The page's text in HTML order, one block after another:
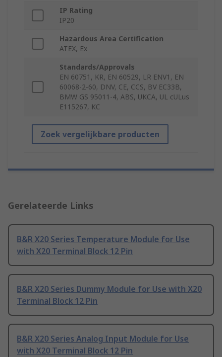
IP Rating
IP20
Hazardous Area Certification
ATEX, Ex
Standards/Approvals
EN 60751, KR, EN 60529, LR ENV1, EN
60068-2-60, DNV, CE, CCS, BV EC33B,
BMW GS 95011-4, ABS, UKCA, UL cULus
E115267, KC
Zoek vergelijkbare producten
Gerelateerde Links
B&R X20 Series Temperature Module for Use
with X20 Terminal Block 12 Pin
B&R X20 Series Dummy Module for Use with X20
Terminal Block 12 Pin
B&R X20 Series Analog Input Module for Use
with X20 Terminal Block 12 Pin